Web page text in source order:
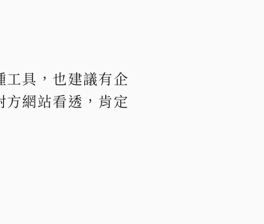
具，也建議有企
網站看透，肯定